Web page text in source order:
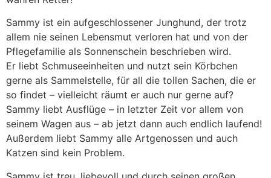
Sammy ist ein aufgeschlossener Junghund, der trotz
allem nie seinen Lebensmut verloren hat und von der
Pflegefamilie als Sonnenschein beschrieben wird.
Er liebt Schmuseeinheiten und nutzt sein Körbchen
gerne als Sammelstelle, für all die tollen Sachen, die er
so findet – vielleicht räumt er auch nur gerne auf?
Sammy liebt Ausflüge – in letzter Zeit vor allem von
seinem Wagen aus – ab jetzt dann auch endlich laufend!
Außerdem liebt Sammy alle Artgenossen und auch
Katzen sind kein Problem.